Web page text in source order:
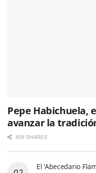
Pepe Habichuela,
avanzar la
458 SHARES
El ‘Abecedario